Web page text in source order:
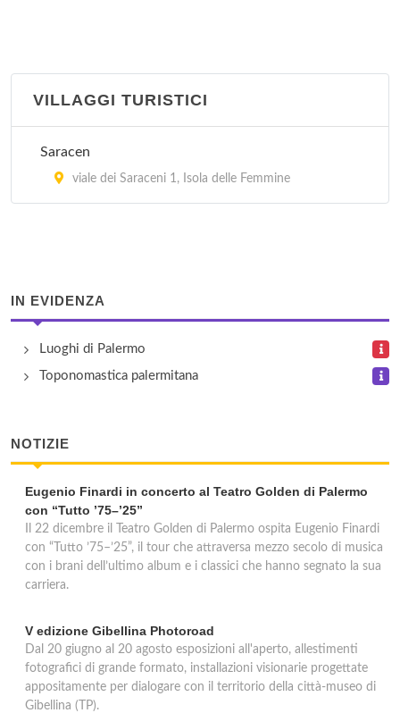
località Mezzaforno , Cefalù
contrada Sant'Amborgio , Cefalù
VILLAGGI TURISTICI
Saracen
viale dei Saraceni 1, Isola delle Femmine
IN EVIDENZA
Luoghi di Palermo
Toponomastica palermitana
NOTIZIE
Eugenio Finardi in concerto al Teatro Golden di Palermo
con “Tutto ’75–’25”
Il 22 dicembre il Teatro Golden di Palermo ospita Eugenio Finardi
con “Tutto ’75–’25”, il tour che attraversa mezzo secolo di musica
con i brani dell’ultimo album e i classici che hanno segnato la sua
carriera.
V edizione Gibellina Photoroad
Dal 20 giugno al 20 agosto esposizioni all'aperto, allestimenti
fotografici di grande formato, installazioni visionarie progettate
appositamente per dialogare con il territorio della città-museo di
Gibellina (TP).